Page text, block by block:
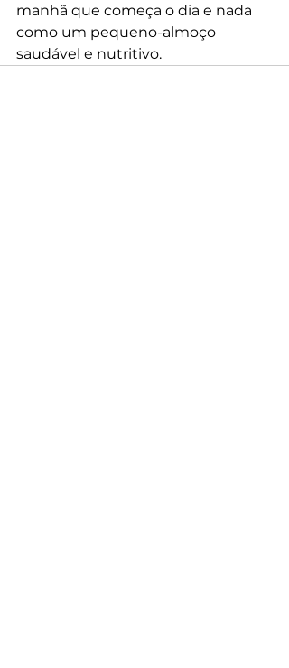
manhã que começa o dia e nada
como um pequeno-almoço
saudável e nutritivo.